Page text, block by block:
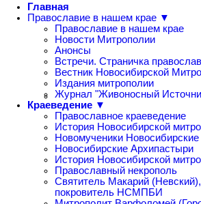
Главная
Православие в нашем крае ▼
Православие в нашем крае
Новости Митрополии
Анонсы
Встречи. Страничка
Вестник Новосибирской
Издания митрополии
Журнал "Живоносный
Краеведение ▼
Православное краеведение
История Новосибирской
Новомученики Новосибирские
Новосибирские Архипастыри
История Новосибирской
Православный некрополь
Святитель Макарий
покровитель НСМПБИ